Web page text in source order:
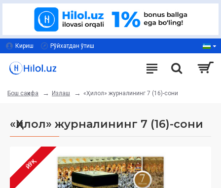
Кириш Рўйхатдан ўтиш
Бош саҳифа Излаш «Ҳилол» журналининг 7 (16)-сони
«Ҳилол» журналининг 7 (16)-сони
ЙЎҚ